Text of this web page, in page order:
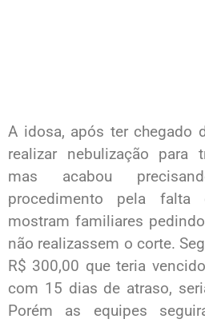
A idosa, após ter chegado
realizar nebulização para
mas acabou
procedimento pela falta
mostram familiares
não realizassem o corte.
R$ 300,00 que teria
com 15 dias de atraso,
Porém as equipes